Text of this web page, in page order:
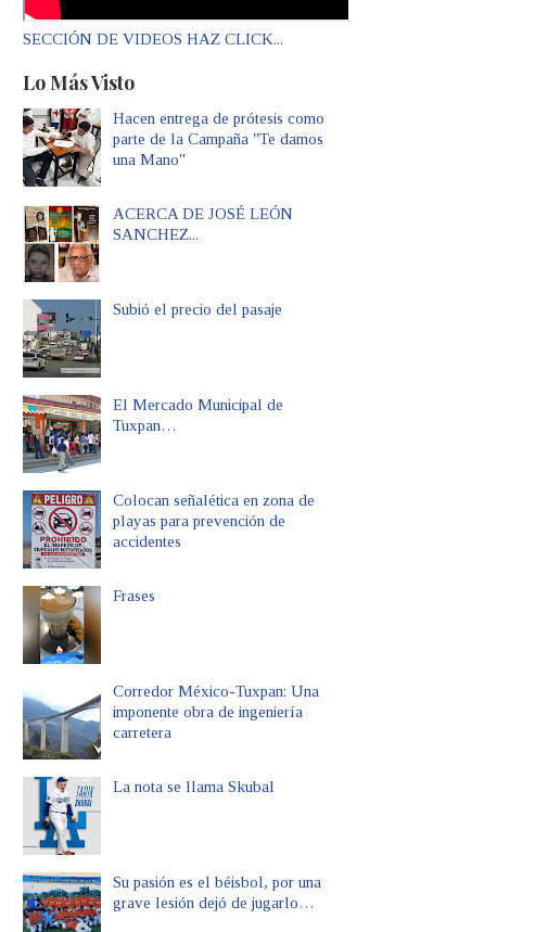
SECCIÓN DE VIDEOS HAZ CLICK...
Lo Más Visto
Hacen entrega de prótesis como
parte de la Campaña "Te damos
una Mano"
ACERCA DE JOSÉ LEÓN
SANCHEZ...
Subió el precio del pasaje
El Mercado Municipal de
Tuxpan…
Colocan señalética en zona de
playas para prevención de
accidentes
Frases
Corredor México-Tuxpan: Una
imponente obra de ingeniería
carretera
La nota se llama Skubal
Su pasión es el béisbol, por una
grave lesión dejó de jugarlo…